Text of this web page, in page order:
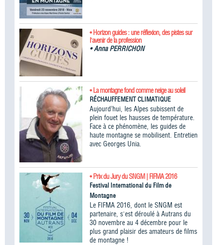
• Horizon guides : une réflexion, des pistes sur
l'avenir de la profession
•Anna PERRICHON
• La montagne fond comme neige au soleil
RÉCHAUFFEMENT CLIMATIQUE
Aujourd’hui, les Alpes subissent de
plein fouet les hausses de température.
Face à ce phénomène, les guides de
haute montagne se mobilisent. Entretien
avec Georges Unia.
• Prix du Jury du SNGM | FIFMA 2016
Festival International du Film de
Montagne
Le FIFMA 2016, dont le SNGM est
partenaire, s'est déroulé à Autrans du
30 novembre au 4 décembre pour le
plus grand plaisir des amateurs de films
de montagne !